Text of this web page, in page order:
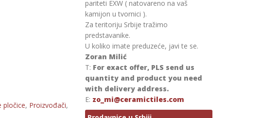
pločice, Proizvođači,
pariteti EXW ( natovareno na vaš
kamijon u tvornici ).
Za teritoriju Srbije tražimo
predstavanike.
U koliko imate preduzeće, javi te se.
Zoran Milić
T: For exact offer, PLS send us
quantity and product you need
with delivery address.
E: zo_mi@ceramictiles.com